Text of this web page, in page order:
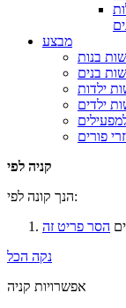
מבצע
בנות
בנים
ילדות
ילדים
פורים
קניה לפי
הנך קונה לפי:
הסר פריט זה
נקה הכל
אפשרויות קניה